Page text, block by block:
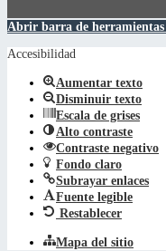
Abrir barra de herramientas
Accesibilidad
Aumentar texto
Disminuir texto
Escala de grises
Alto contraste
Contraste negativo
Fondo claro
Subrayar enlaces
Fuente legible
Restablecer
Mapa del sitio